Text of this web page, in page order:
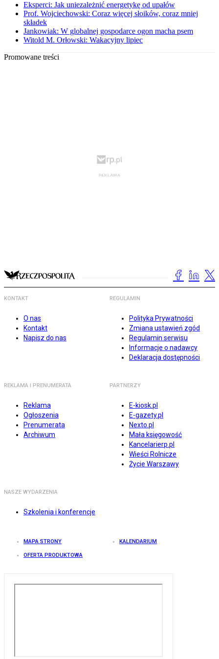
Eksperci: Jak uniezależnić energetykę od upałów
Prof. Wojciechowski: Coraz więcej słoików, coraz mniej
składek
Jankowiak: W globalnej gospodarce ogon macha psem
Witold M. Orłowski: Wakacyjny lipiec
Promowane treści
KONTAKT
O nas
Kontakt
Napisz do nas
REGULAMIN
Polityka Prywatności
Zmiana ustawień zgód
Regulamin serwisu
Informacje o nadawcy
Deklaracja dostępności
REKLAMA I PRENUMERATA
Reklama
Ogłoszenia
Prenumerata
Archiwum
PARTNERZY
E-kiosk.pl
E-gazety.pl
Nexto.pl
Mała księgowość
Kancelarierp.pl
Wieści Rolnicze
Życie Warszawy
NASZE WYDARZENIA
Szkolenia i konferencje
MAPA STRONY KALENDARIUM
OFERTA PRODUKTOWA